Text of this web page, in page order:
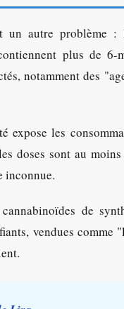
un autre problème
plus de
notamment des
expose les
doses sont au
inconnue.
de
vendues comme